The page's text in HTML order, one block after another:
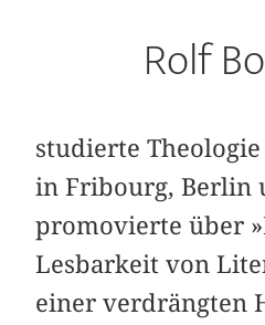
Rolf
studierte
in Fribourg, Berlin
promovierte über
Lesbarkeit von
einer verdrängten